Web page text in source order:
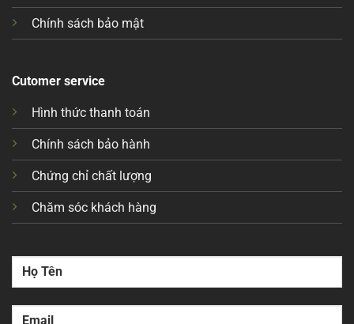
Chính sách bảo mật
Cutomer service
Hình thức thanh toán
Chính sách bảo hành
Chứng chỉ chất lượng
Chăm sóc khách hàng